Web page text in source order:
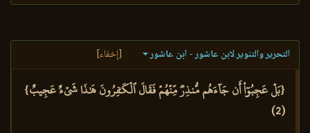
التحرير والتنوير لابن عاشور - ابن عاشور [إخفاء]
{بَلۡ عَجِبُوٓاْ أَن جَآءَهُم مُّنذِرٞ مِّنۡهُمۡ فَقَالَ ٱلۡكَٰفِرُونَ هَٰذَا شَيۡءٌ عَجِيبٌ}
(2)